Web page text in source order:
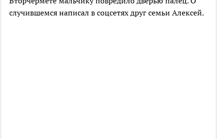
случившемся написал в соцсетях друг семьи Алексей.